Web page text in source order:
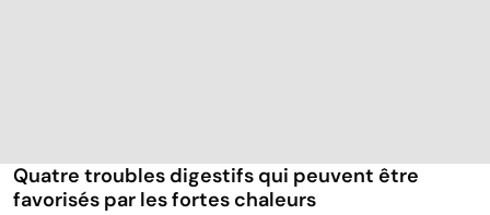
Quatre troubles digestifs qui peuvent être
favorisés par les fortes chaleurs